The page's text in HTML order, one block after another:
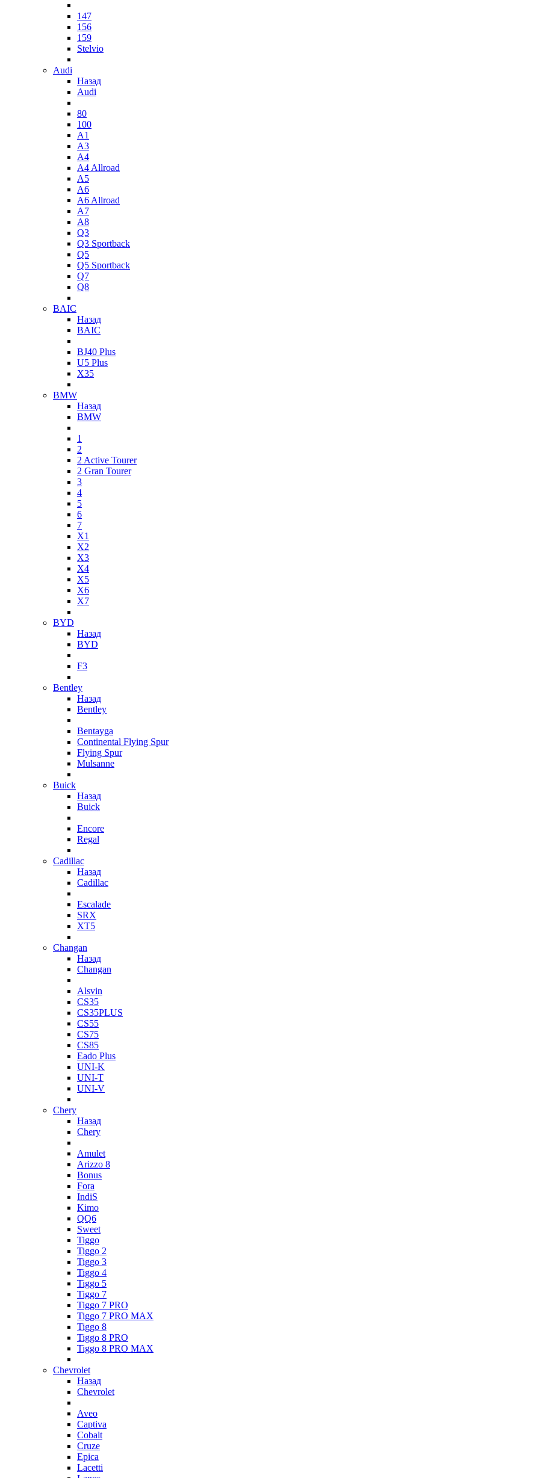
147
156
159
Stelvio
Audi
Назад
Audi
80
100
A1
A3
A4
A4 Allroad
A5
A6
A6 Allroad
A7
A8
Q3
Q3 Sportback
Q5
Q5 Sportback
Q7
Q8
BAIC
Назад
BAIC
BJ40 Plus
U5 Plus
X35
BMW
Назад
BMW
1
2
2 Active Tourer
2 Gran Tourer
3
4
5
6
7
X1
X2
X3
X4
X5
X6
X7
BYD
Назад
BYD
F3
Bentley
Назад
Bentley
Bentayga
Continental Flying Spur
Flying Spur
Mulsanne
Buick
Назад
Buick
Encore
Regal
Cadillac
Назад
Cadillac
Escalade
SRX
XT5
Changan
Назад
Changan
Alsvin
CS35
CS35PLUS
CS55
CS75
CS85
Eado Plus
UNI-K
UNI-T
UNI-V
Chery
Назад
Chery
Amulet
Arizzo 8
Bonus
Fora
IndiS
Kimo
QQ6
Sweet
Tiggo
Tiggo 2
Tiggo 3
Tiggo 4
Tiggo 5
Tiggo 7
Tiggo 7 PRO
Tiggo 7 PRO MAX
Tiggo 8
Tiggo 8 PRO
Tiggo 8 PRO MAX
Chevrolet
Назад
Chevrolet
Aveo
Captiva
Cobalt
Cruze
Epica
Lacetti